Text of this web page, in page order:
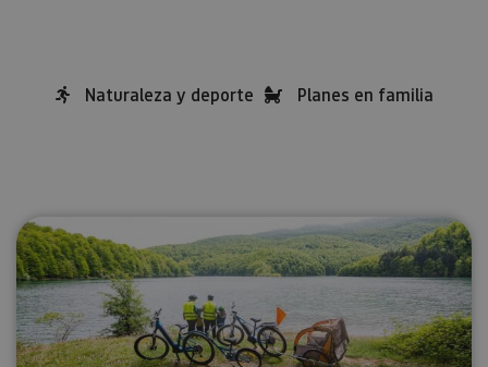
Naturaleza y deporte Planes en familia